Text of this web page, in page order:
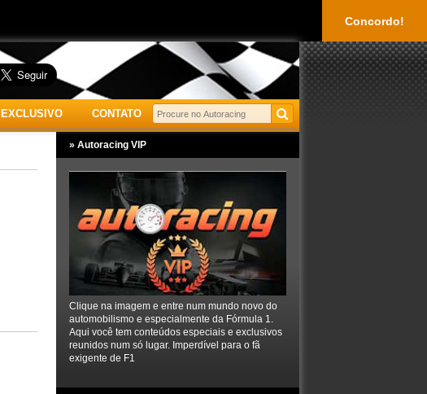
Concordo!
EXCLUSIVO CONTATO
» Autoracing VIP
Clique na imagem e entre num mundo novo do
automobilismo e especialmente da Fórmula 1.
Aqui você tem conteúdos especiais e exclusivos
reunidos num só lugar. Imperdível para o fã
exigente de F1